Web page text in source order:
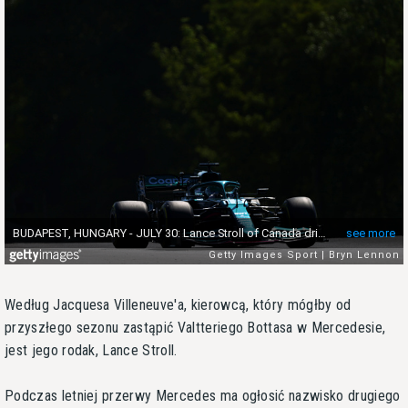
Według Jacquesa Villeneuve'a, kierowcą, który mógłby od
przyszłego sezonu zastąpić Valtteriego Bottasa w Mercedesie,
jest jego rodak, Lance Stroll.
Podczas letniej przerwy Mercedes ma ogłosić nazwisko drugiego